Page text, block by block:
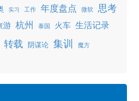
实习 工作 年度盘点 微软 思考
游 杭州 泰国 火车 生活记录
转载 阴谋论 集训 魔方